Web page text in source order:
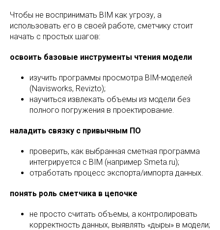
Чтобы не воспринимать BIM как угрозу, а
использовать его в своей работе, сметчику стоит
начать с простых шагов:
освоить базовые инструменты чтения модели
изучить программы просмотра BIM-моделей
(Navisworks, Revizto);
научиться извлекать объемы из модели без
полного погружения в проектирование.
наладить связку с привычным ПО
проверить, как выбранная сметная программа
интегрируется с BIM (например Smeta.ru);
отработать процесс экспорта/импорта данных.
понять роль сметчика в цепочке
не просто считать объемы, а контролировать
корректность данных, выявлять «дыры» в модели;